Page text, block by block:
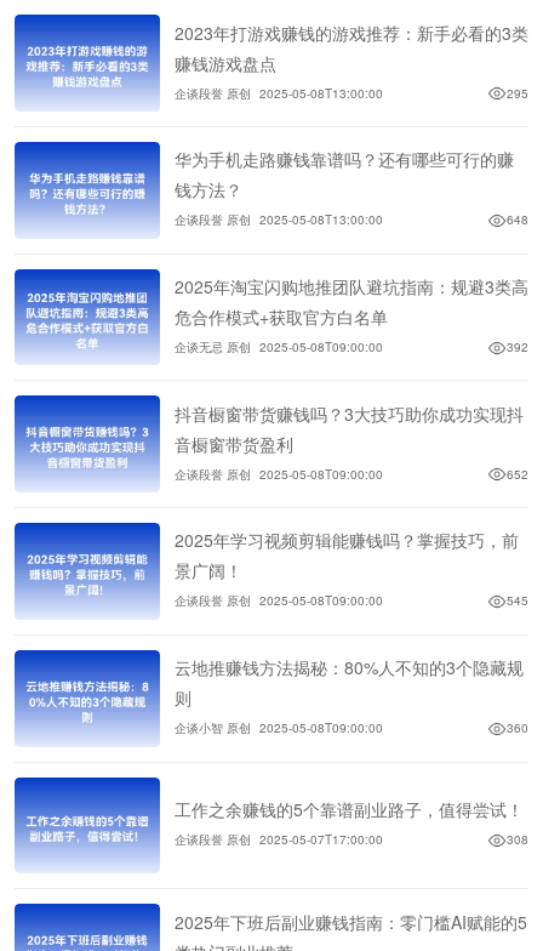
2023年打游戏赚钱的游戏推荐：新手必看的3类
赚钱游戏盘点
企谈段誉 原创 2025-05-08T13:00:00 295
华为手机走路赚钱靠谱吗？还有哪些可行的赚
钱方法？
企谈段誉 原创 2025-05-08T13:00:00 648
2025年淘宝闪购地推团队避坑指南：规避3类高
危合作模式+获取官方白名单
企谈无忌 原创 2025-05-08T09:00:00 392
抖音橱窗带货赚钱吗？3大技巧助你成功实现抖
音橱窗带货盈利
企谈段誉 原创 2025-05-08T09:00:00 652
2025年学习视频剪辑能赚钱吗？掌握技巧，前
景广阔！
企谈段誉 原创 2025-05-08T09:00:00 545
云地推赚钱方法揭秘：80%人不知的3个隐藏规
则
企谈小智 原创 2025-05-08T09:00:00 360
工作之余赚钱的5个靠谱副业路子，值得尝试！
企谈段誉 原创 2025-05-07T17:00:00 308
2025年下班后副业赚钱指南：零门槛AI赋能的5